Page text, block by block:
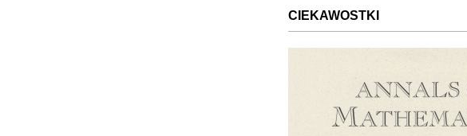
CIEKAWOSTKI